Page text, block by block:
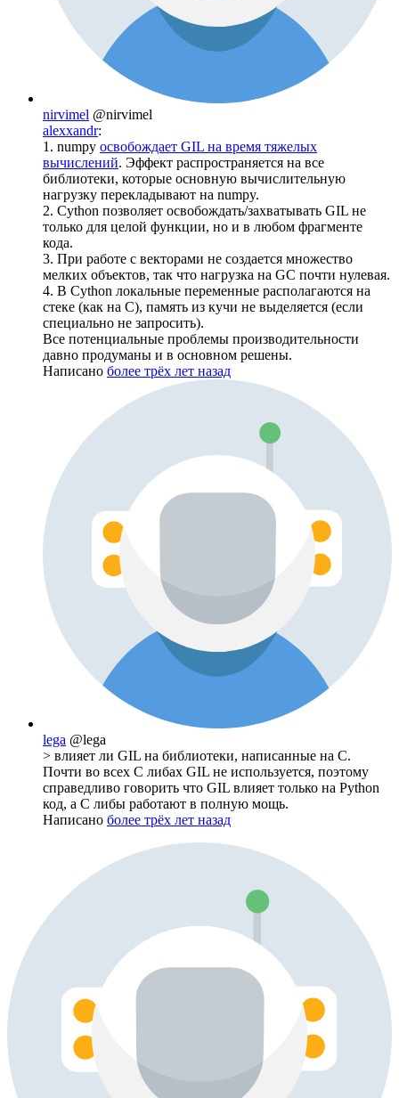
nirvimel @nirvimel
alexxandr:
1. numpy освобождает GIL на время тяжелых
вычислений. Эффект распространяется на все
библиотеки, которые основную вычислительную
нагрузку перекладывают на numpy.
2. Cython позволяет освобождать/захватывать GIL не
только для целой функции, но и в любом фрагменте
кода.
3. При работе с векторами не создается множество
мелких объектов, так что нагрузка на GC почти нулевая.
4. В Cython локальные переменные располагаются на
стеке (как на С), память из кучи не выделяется (если
специально не запросить).
Все потенциальные проблемы производительности
давно продуманы и в основном решены.
Написано более трёх лет назад
lega @lega
> влияет ли GIL на библиотеки, написанные на С.
Почти во всех С либах GIL не используется, поэтому
справедливо говорить что GIL влияет только на Python
код, а C либы работают в полную мощь.
Написано более трёх лет назад